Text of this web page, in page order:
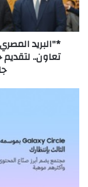
تعاون..
لتقديم
خدمات
وبريدية
*"البريد
تعاون..
صناع
المحتوى
الإبداعي